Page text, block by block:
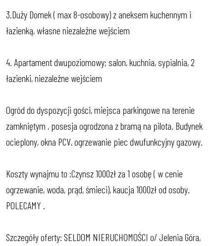
3.Duży Domek ( max 8-osobowy) z aneksem kuchennym i
łazienką, własne niezależne wejściem
4. Apartament dwupoziomowy; salon, kuchnia, sypialnia, 2
łazienki, niezależne wejściem
Ogród do dyspozycji gości, miejsca parkingowe na terenie
zamkniętym , posesja ogrodzona z bramą na pilota. Budynek
ocieplony, okna PCV, ogrzewanie piec dwufunkcyjny gazowy.
Koszty wynajmu to ;Czynsz 1000zł za 1 osobę ( w cenie
ogrzewanie, woda, prąd, śmieci), kaucja 1000zł od osoby.
POLECAMY .
Szczegóły oferty: SELDOM NIERUCHOMOŚCI o/ Jelenia Góra,